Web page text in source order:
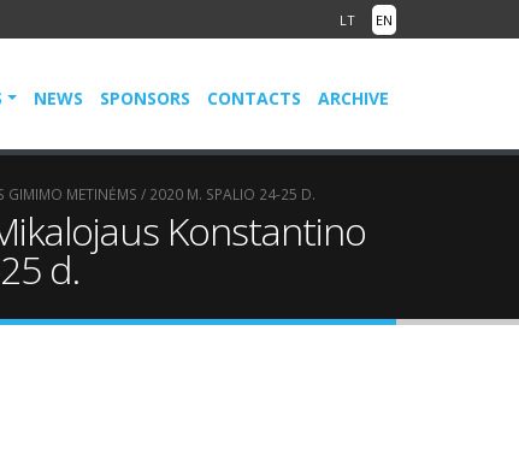
LT EN
NEWS SPONSORS CONTACTS ARCHIVE
GIMIMO METINĖMS / 2020 M. SPALIO 24-25 D.
Konstantino
d.